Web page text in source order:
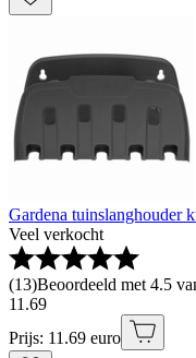
Gardena tuinslanghouder
Veel verkocht
(13)Beoordeeld met 4.5
11 .69
Prijs: 11.69 euro